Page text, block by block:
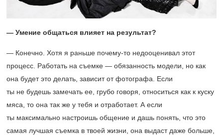
— Умение общаться влияет на результат?
— Конечно. Хотя я раньше почему-то недооценивал этот
процесс. Работать на съемке — обязанность модели, но как
она будет это делать, зависит от фотографа. Если
ты не будешь замечать ее, грубо говоря, относиться как к куску
мяса, то она так же у тебя и отработает. А если
ты максимально настроишь общение и дашь понять, что это
самая лучшая съемка в твоей жизни, она выдаст даже больше,